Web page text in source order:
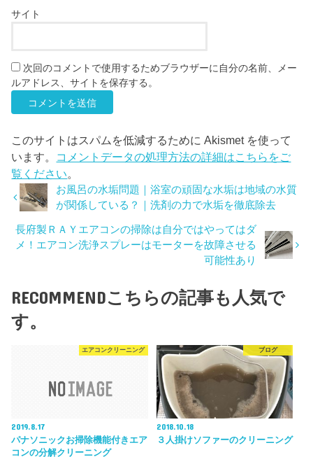
サイト
次回のコメントで使用するためブラウザーに自分の名前、メー
ルアドレス、サイトを保存する。
このサイトはスパムを低減するために Akismet を使って
います。 コメントデータの処理方法の詳細はこちらをご
覧ください。
お風呂の水垢問題｜浴室の頑固な水垢は地域の水質
が関係している？｜洗剤の力で水垢を徹底除去
長府製ＲＡＹエアコンの掃除は自分ではやってはダ
メ！エアコン洗浄スプレーはモーターを故障させる
可能性あり
RECOMMENDこちらの記事も人気で
す。
エアコンクリーニング
2019.8.17
パナソニックお掃除機能付きエア
コンの分解クリーニング
ブログ
2018.10.18
３人掛けソファーのクリーニング